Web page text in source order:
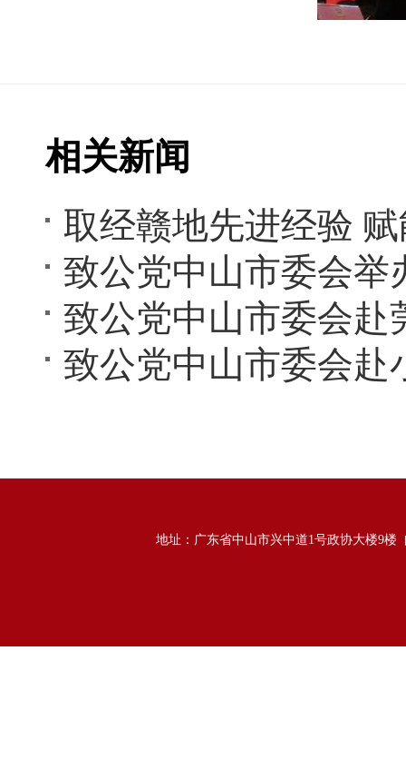
相关新闻
致公党中山市委会赴
致公党中山市委会赴
地址：广东省中山市兴中道1号政协大楼9楼